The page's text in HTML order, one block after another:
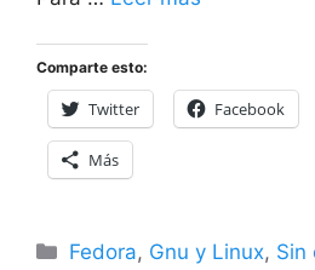
Comparte esto:
Twitter Facebook
Más
Categorías
Fedora, Gnu y Linux, Sin